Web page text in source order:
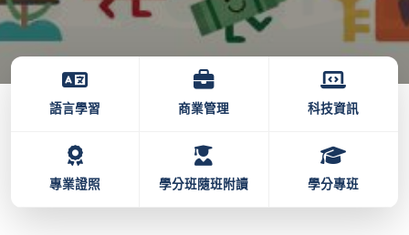
語言學習 商業管理 科技資訊
專業證照 學分班隨班附讀 學分專班